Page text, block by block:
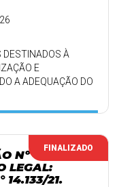
DESTINADOS À
E
A ADEQUAÇÃO DO
FINALIZADO
Nº
LEGAL:
14.133/21.